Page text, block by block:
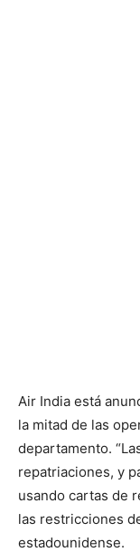
Air India está
la mitad de las
departamento.
repatriaciones, y
usando cartas de
las restricciones
estadounidense.